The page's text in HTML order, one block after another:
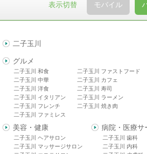
表示切替 モバイル
二子玉川
グルメ
二子玉川 和食
二子玉川 中華
二子玉川 洋食
二子玉川 イタリアン
二子玉川 フレンチ
二子玉川 ファミレス
二子玉川 ファストフード
二子玉川 カフェ
二子玉川 寿司
二子玉川 ラーメン
二子玉川 焼き肉
美容・健康
二子玉川 ヘアサロン
二子玉川 マッサージサロン
病院・医療サ
二子玉川 歯科
二子玉川 内科